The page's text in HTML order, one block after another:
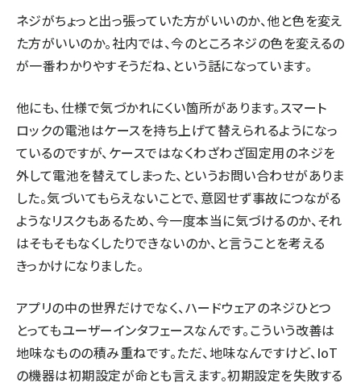
ネジがちょっと出っ張っていた方がいいのか、他と色を変え
た方がいいのか。社内では、今のところネジの色を変えるの
が一番わかりやすそうだね、という話になっています。
他にも、仕様で気づかれにくい箇所があります。スマート
ロックの電池はケースを持ち上げて替えられるようになっ
ているのですが、ケースではなくわざわざ固定用のネジを
外して電池を替えてしまった、というお問い合わせがありま
した。気づいてもらえないことで、意図せず事故につながる
ようなリスクもあるため、今一度本当に気づけるのか、それ
はそもそもなくしたりできないのか、と言うことを考える
きっかけになりました。
アプリの中の世界だけでなく、ハードウェアのネジひとつ
とってもユーザーインタフェースなんです。こういう改善は
地味なものの積み重ねです。ただ、地味なんですけど、IoT
の機器は初期設定が命とも言えます。初期設定を失敗する